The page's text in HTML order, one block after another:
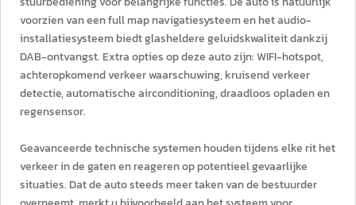
voorzien van een full map navigatiesysteem en het audio-
installatiesysteem biedt glasheldere geluidskwaliteit dankzij
DAB-ontvangst. Extra opties op deze auto zijn: WIFI-hotspot,
achteropkomend verkeer waarschuwing, kruisend verkeer
detectie, automatische airconditioning, draadloos opladen en
regensensor.
Geavanceerde technische systemen houden tijdens elke rit het
verkeer in de gaten en reageren op potentieel gevaarlijke
situaties. Dat de auto steeds meer taken van de bestuurder